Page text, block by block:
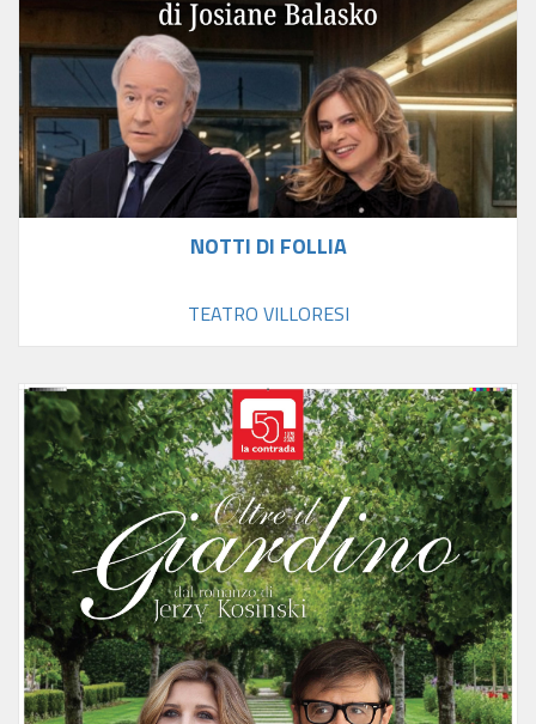
NOTTI DI FOLLIA
TEATRO VILLORESI